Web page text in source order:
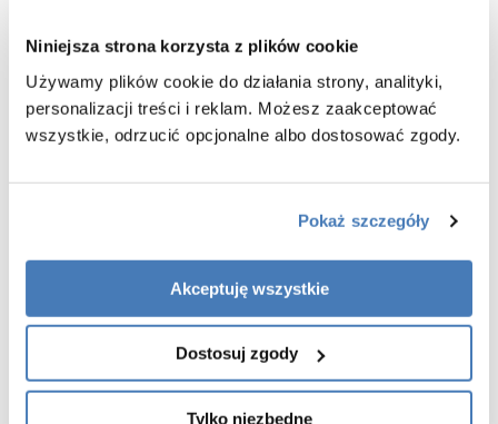
Niniejsza strona korzysta z plików cookie
Używamy plików cookie do działania strony, analityki,
personalizacji treści i reklam. Możesz zaakceptować
wszystkie, odrzucić opcjonalne albo dostosować zgody.
Pokaż szczegóły
Akceptuję wszystkie
Dostosuj zgody
Tylko niezbędne
wsporniki równoległe do krawędzi szyby
powłoka Active Shield 2.0 ułatwiająca utrzymanie czystości
praktyczny uchwyt drzwi
wieszak na ręcznik w zestawie